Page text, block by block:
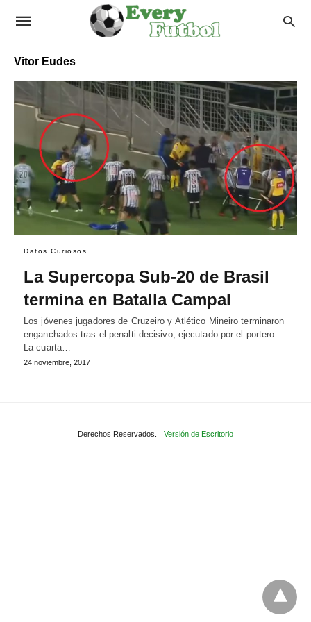
Vitor Eudes
Datos Curiosos
La Supercopa Sub-20 de Brasil
termina en Batalla Campal
Los jóvenes jugadores de Cruzeiro y Atlético Mineiro terminaron
enganchados tras el penalti decisivo, ejecutado por el portero.
La cuarta…
24 noviembre, 2017
Derechos Reservados. Versión de Escritorio